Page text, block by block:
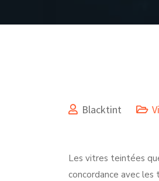
Blacktint
Les vitres teintées
concordance avec